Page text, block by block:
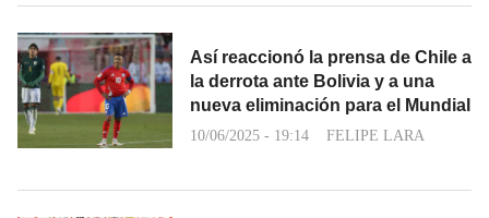
Así reaccionó la prensa de Chile a
la derrota ante Bolivia y a una
nueva eliminación para el Mundial
10/06/2025 - 19:14 FELIPE LARA